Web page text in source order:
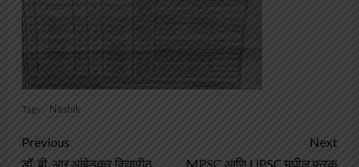
Tags: Nashik
Previous
डॉ. बी. आर आंबेडकर विद्यापीठ
Next
MPSC आणि UPSC मधील फरक